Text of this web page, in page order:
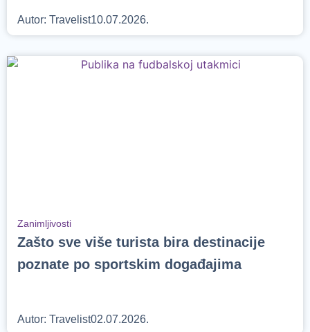
Autor: Travelist10.07.2026.
Zanimljivosti
Zašto sve više turista bira destinacije
poznate po sportskim događajima
Autor: Travelist02.07.2026.